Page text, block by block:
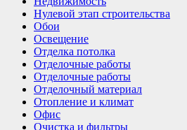
Нулевой этап строительства
Обои
Освещение
Отделка потолка
Отделочные работы
Отделочные работы
Отделочный материал
Отопление и климат
Офис
Очистка и фильтры